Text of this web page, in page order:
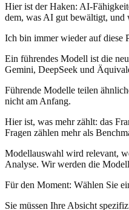
Hier ist der Haken: AI-
dem, was AI gut bewältigt, und
Ich bin immer wieder auf diese
Ein führendes Modell ist die
Gemini, DeepSeek und
Führende Modelle teilen
nicht am Anfang.
Hier ist, was mehr zählt: das
Fragen zählen mehr als
Modellauswahl wird relevant,
Analyse. Wir werden die
Für den Moment: Wählen Sie
Sie müssen Ihre Absicht